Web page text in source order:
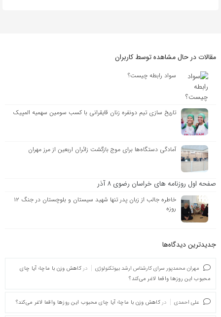
مقالات در حال مشاهده توسط کاربران
سواد رابطه‌ چیست؟
تاریخ سازی تیم دونفره زنان قایقرانی با کسب سومین سهمیه المپیک
آمادگی دستگاه‌ها برای موج بازگشت زائران اربعین از مرز مهران
صفحه اول روزنامه های خراسان رضوی ۸ آذر
خاطره جالب از زبان پدر تنها شهید سیستان و بلوچستان در جنگ ۱۲
روزه
جدیدترین دیدگاه‌‌ها
مهران محمدپور سرای کارشناس ارشد بیوتکنولوژی در کاهش وزن با ماچا؛ آیا چای
محبوب این روزها واقعا لاغر می‌کند؟
علی احمدی در کاهش وزن با ماچا؛ آیا چای محبوب این روزها واقعا لاغر می‌کند؟